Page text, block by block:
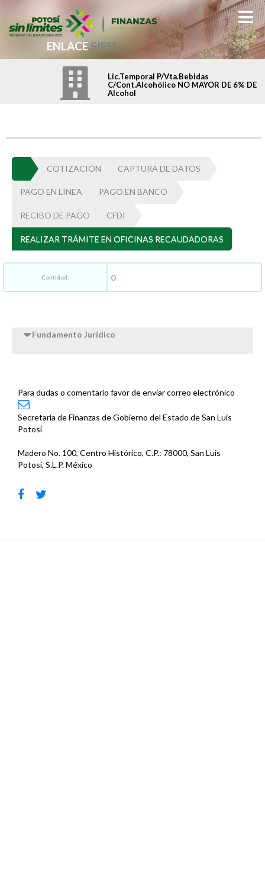
ENLACESIPEL
Lic.Temporal P/Vta.Bebidas
C/Cont.Alcohólico NO MAYOR DE 6% DE
Alcohol
COTIZACIÓN CAPTURA DE DATOS
PAGO EN LÍNEA PAGO EN BANCO
RECIBO DE PAGO CFDI
REALIZAR TRÁMITE EN OFICINAS RECAUDADORAS
Cantidad:
Fundamento Jurídico
Para dudas o comentario favor de enviar correo electrónico
Secretaría de Finanzas de Gobierno del Estado de San Luis
Potosí
Madero No. 100, Centro Histórico, C.P.: 78000, San Luis
Potosí, S.L.P. México